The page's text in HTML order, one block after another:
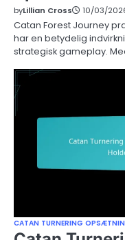
byLillian Cross 10/03/
Catan Forest Journey
har en betydelig
strategisk gameplay.
CATAN TURNERING